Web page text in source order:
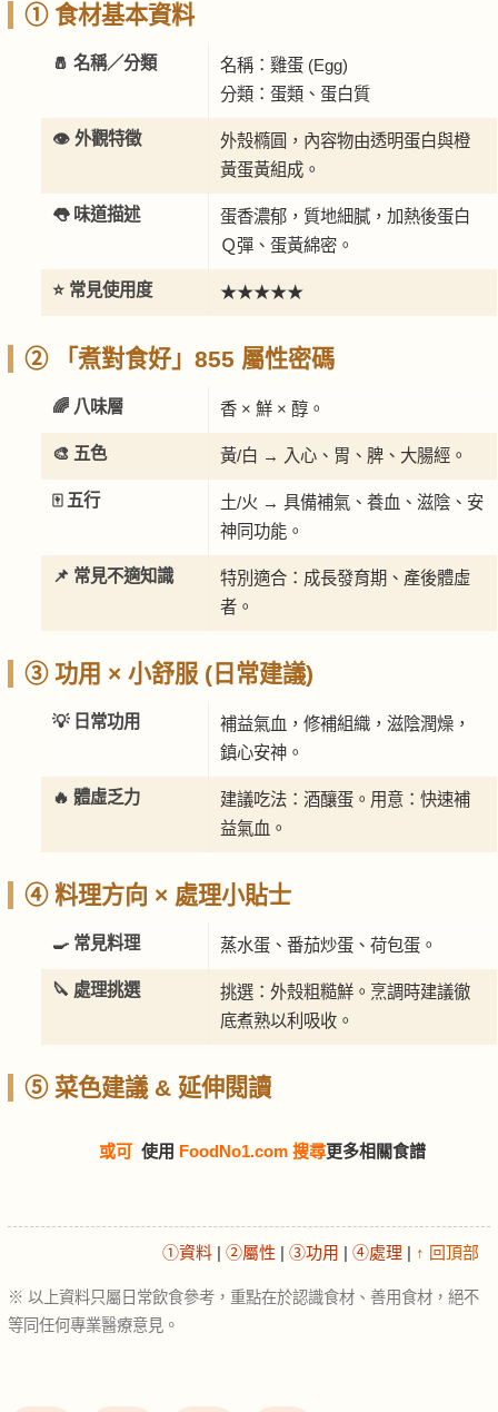
① 食材基本資料
🧂 名稱／分類
名稱：雞蛋 (Egg)
分類：蛋類、蛋白質
👁️ 外觀特徵
外殼橢圓，內容物由透明蛋白與橙
黃蛋黃組成。
👅 味道描述
蛋香濃郁，質地細膩，加熱後蛋白
Ｑ彈、蛋黃綿密。
⭐ 常見使用度 ★★★★★
② 「煮對食好」855 屬性密碼
🌈 八味層 香 × 鮮 × 醇。
🎨 五色 黃/白 → 入心、胃、脾、大腸經。
🀄 五行
土/火 → 具備補氣、養血、滋陰、安
神同功能。
📌 常見不適知識
特別適合：成長發育期、產後體虛
者。
③ 功用 × 小舒服 (日常建議)
💡 日常功用
補益氣血，修補組織，滋陰潤燥，
鎮心安神。
🔥 體虛乏力
建議吃法：酒釀蛋。用意：快速補
益氣血。
④ 料理方向 × 處理小貼士
🍳 常見料理 蒸水蛋、番茄炒蛋、荷包蛋。
🔪 處理挑選
挑選：外殼粗糙鮮。烹調時建議徹
底煮熟以利吸收。
⑤ 菜色建議 & 延伸閱讀
或可 使用 FoodNo1.com 搜尋更多相關食譜
①資料 | ②屬性 | ③功用 | ④處理 | ↑ 回頂部
※ 以上資料只屬日常飲食參考，重點在於認識食材、善用食材，絕不
等同任何專業醫療意見。